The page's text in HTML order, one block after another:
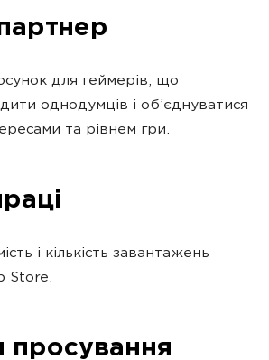
для геймерів, що
однодумців і об’єднуватися
та рівнем гри.
і кількість завантажень
Store.
просування